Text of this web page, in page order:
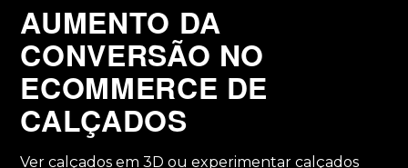
AUMENTO DA
CONVERSÃO NO
ECOMMERCE DE
CALÇADOS
Ver calçados em 3D ou experimentar calçados